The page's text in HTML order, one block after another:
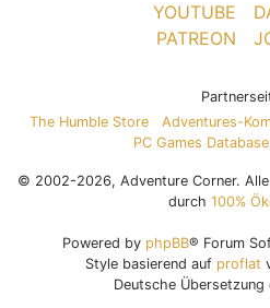
YOUTUBE
PATREON
The Humble Store
Adventures-
PC Games Database
© 2002-2026, Adventure Corner.
durch 100%
Powered by phpBB® Forum
Style basierend auf proflat
Deutsche Übersetzung